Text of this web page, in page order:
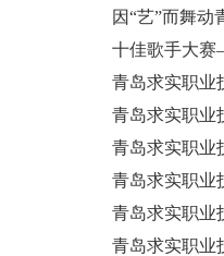
因“艺”而舞
十佳歌手大
青岛求实职业
青岛求实职业
青岛求实职业
青岛求实职业
青岛求实职业
青岛求实职业